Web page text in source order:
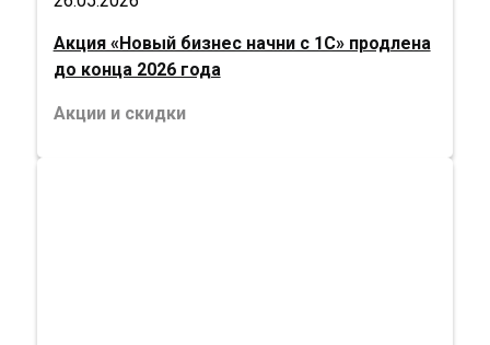
Акция «Новый бизнес начни с 1С» продлена
до конца 2026 года
Акции и скидки